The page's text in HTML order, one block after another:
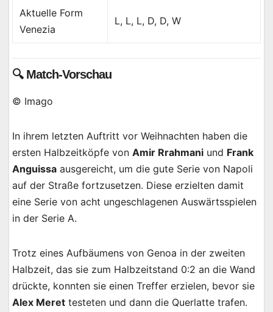
Aktuelle Form
Venezia
L, L, L, D, D, W
🔍 Match-Vorschau
© Imago
In ihrem letzten Auftritt vor Weihnachten haben die
ersten Halbzeitköpfe von Amir Rrahmani und Frank
Anguissa ausgereicht, um die gute Serie von Napoli
auf der Straße fortzusetzen. Diese erzielten damit
eine Serie von acht ungeschlagenen Auswärtsspielen
in der Serie A.
Trotz eines Aufbäumens von Genoa in der zweiten
Halbzeit, das sie zum Halbzeitstand 0:2 an die Wand
drückte, konnten sie einen Treffer erzielen, bevor sie
Alex Meret testeten und dann die Querlatte trafen.